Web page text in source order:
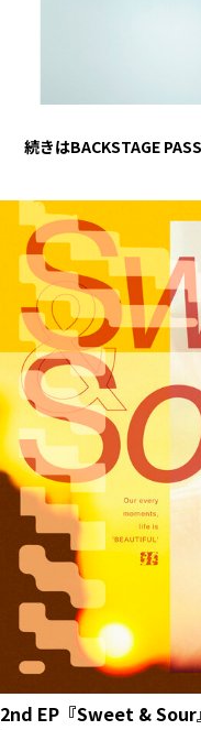
続きはBACKSTAGE
2nd EP『Sweet & Sour